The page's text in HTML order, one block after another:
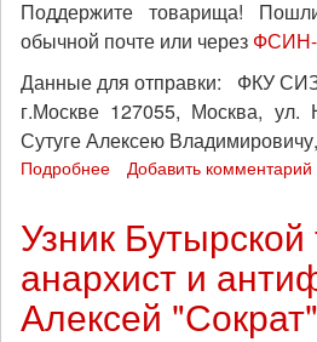
Поддержите товарища!
обычной почте или через ФСИН-
Данные для отправки: ФКУ
г.Москве 127055, Москва, ул.
Сутуге Алексею
Подробнее
Сутугу
Днем
Рождения!
Добавить комментарий
Узник
анархист и
Алексей